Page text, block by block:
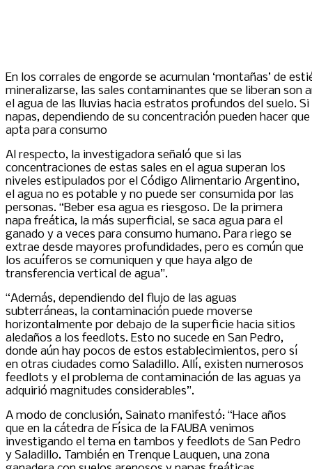
En los corrales de engorde se acumulan ‘montañas’ de
mineralizarse, las sales contaminantes que se liberan son
el agua de las lluvias hacia estratos profundos del suelo. Si
napas, dependiendo de su concentración pueden hacer
apta para consumo
Al respecto, la investigadora señaló que si las
concentraciones de estas sales en el agua superan los
niveles estipulados por el Código Alimentario Argentino,
el agua no es potable y no puede ser consumida por las
personas. “Beber esa agua es riesgoso. De la primera
napa freática, la más superficial, se saca agua para el
ganado y a veces para consumo humano. Para riego se
extrae desde mayores profundidades, pero es común que
los acuíferos se comuniquen y que haya algo de
transferencia vertical de agua”.
“Además, dependiendo del flujo de las aguas
subterráneas, la contaminación puede moverse
horizontalmente por debajo de la superficie hacia sitios
aledaños a los feedlots. Esto no sucede en San Pedro,
donde aún hay pocos de estos establecimientos, pero sí
en otras ciudades como Saladillo. Allí, existen numerosos
feedlots y el problema de contaminación de las aguas ya
adquirió magnitudes considerables”.
A modo de conclusión, Sainato manifestó: “Hace años
que en la cátedra de Física de la FAUBA venimos
investigando el tema en tambos y feedlots de San Pedro
y Saladillo. También en Trenque Lauquen, una zona